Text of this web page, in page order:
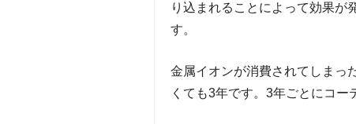
り込まれることによって効果が
す。
金属イオンが消費されてしまっ
くても3年です。3年ごとにコー